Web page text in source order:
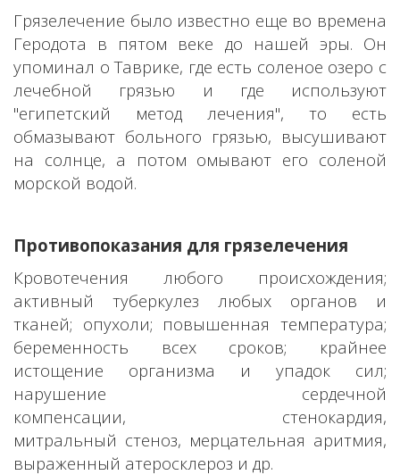
Грязелечение было известно еще во времена
Геродота в пятом веке до нашей эры. Он
упоминал о Таврике, где есть соленое озеро с
лечебной грязью и где используют
"египетский метод лечения", то есть
обмазывают больного грязью, высушивают
на солнце, а потом омывают его соленой
морской водой.
Противопоказания для грязелечения
Кровотечения любого происхождения;
активный туберкулез любых органов и
тканей; опухоли; повышенная температура;
беременность всех сроков; крайнее
истощение организма и упадок сил;
нарушение сердечной
компенсации, стенокардия,
митральный стеноз, мерцательная аритмия,
выраженный атеросклероз и др.